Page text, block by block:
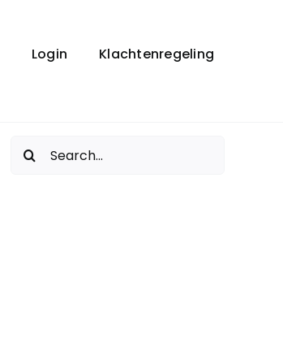
Login Klachtenregeling
Zoeken
naar: